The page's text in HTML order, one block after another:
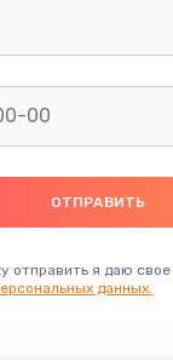
отправить я даю свое
данных.